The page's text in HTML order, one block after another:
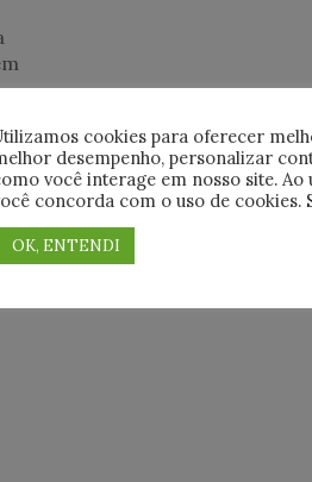
cookies para oferecer
desempenho, personalizar
você interage em nosso site. Ao
concorda com o uso de cookies.
OK, ENTENDI